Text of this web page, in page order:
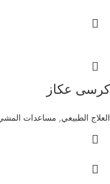
كرسى عكاز
العلاج الطبيعي مساعدات